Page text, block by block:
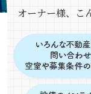
オーナー様、こ